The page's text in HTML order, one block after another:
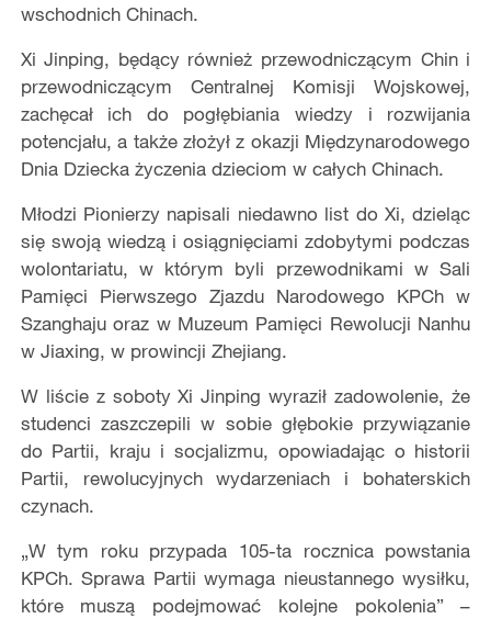
wschodnich Chinach.
Xi Jinping, będący również przewodniczącym Chin i
przewodniczącym Centralnej Komisji Wojskowej,
zachęcał ich do pogłębiania wiedzy i rozwijania
potencjału, a także złożył z okazji Międzynarodowego
Dnia Dziecka życzenia dzieciom w całych Chinach.
Młodzi Pionierzy napisali niedawno list do Xi, dzieląc
się swoją wiedzą i osiągnięciami zdobytymi podczas
wolontariatu, w którym byli przewodnikami w Sali
Pamięci Pierwszego Zjazdu Narodowego KPCh w
Szanghaju oraz w Muzeum Pamięci Rewolucji Nanhu
w Jiaxing, w prowincji Zhejiang.
W liście z soboty Xi Jinping wyraził zadowolenie, że
studenci zaszczepili w sobie głębokie przywiązanie
do Partii, kraju i socjalizmu, opowiadając o historii
Partii, rewolucyjnych wydarzeniach i bohaterskich
czynach.
„W tym roku przypada 105-ta rocznica powstania
KPCh. Sprawa Partii wymaga nieustannego wysiłku,
które muszą podejmować kolejne pokolenia” –